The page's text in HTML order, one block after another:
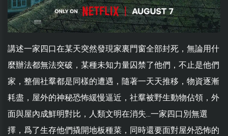
講述一家四口在某天突然發現家裏門窗全部封死，無論用什
麼辦法都無法突破，某種未知力量囚禁了他們，不止是他們
家，整個社羣都是同樣的遭遇，隨著一天天推移，物資逐漸
耗盡，屋外的神秘恐怖緩慢逼近，社羣被野生動物佔領，外
面與屋內成鮮明對比，人類文明在消失...一家四口別無選
擇，爲了生存他們撬開地板種菜，同時還要面對屋外恐怖的